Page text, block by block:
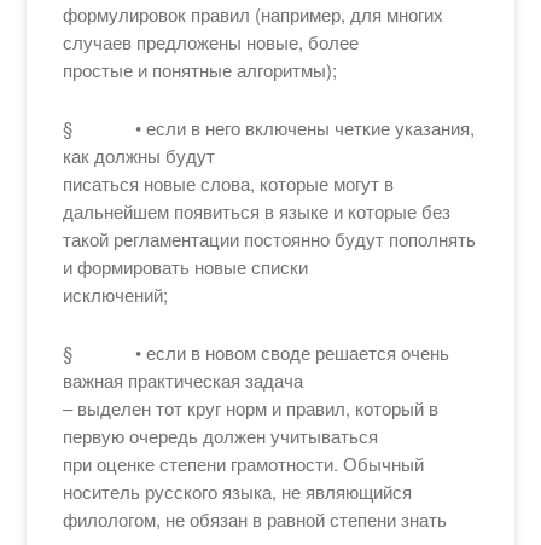
формулировок правил (например, для многих
случаев предложены новые, более
простые и понятные алгоритмы);
§ • если в него включены четкие указания,
как должны будут
писаться новые слова, которые могут в
дальнейшем появиться в языке и которые без
такой регламентации постоянно будут пополнять
и формировать новые списки
исключений;
§ • если в новом своде решается очень
важная практическая задача
– выделен тот круг норм и правил, который в
первую очередь должен учитываться
при оценке степени грамотности. Обычный
носитель русского языка, не являющийся
филологом, не обязан в равной степени знать